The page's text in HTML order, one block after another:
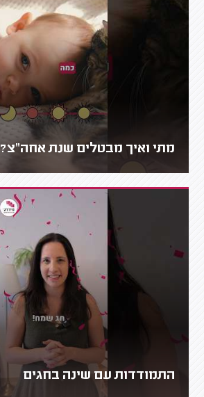
מתי ואיך מבטלים שנת אחה"צ?
התמודדות עם שינה בחגים